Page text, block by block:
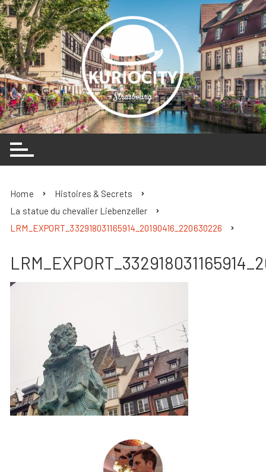
Skip
to
content
Home
Histoires & Secrets
La statue du chevalier Liebenzeller
LRM_EXPORT_332918031165914_20190416_220630226